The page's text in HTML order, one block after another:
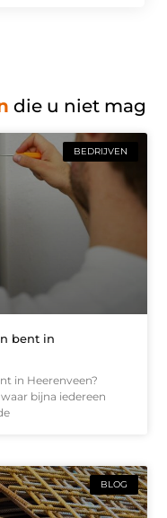
die u niet mag
BEDRIJVEN
bent in
in Heerenveen?
bijna iedereen
BLOG